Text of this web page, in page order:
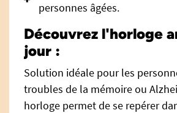
personnes âgées.
Découvrez l'horloge
jour :
Solution idéale pour les
troubles de la mémoire ou
horloge permet de se repérer